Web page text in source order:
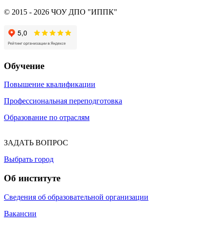
© 2015 - 2026 ЧОУ ДПО "ИППК"
Обучение
Повышение квалификации
Профессиональная переподготовка
Образование по отраслям
ЗАДАТЬ ВОПРОС
Выбрать город
Об институте
Сведения об образовательной организации
Вакансии